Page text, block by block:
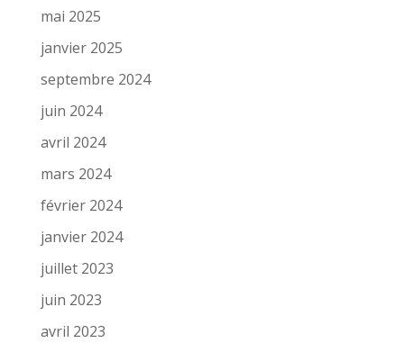
mai 2025
janvier 2025
septembre 2024
juin 2024
avril 2024
mars 2024
février 2024
janvier 2024
juillet 2023
juin 2023
avril 2023